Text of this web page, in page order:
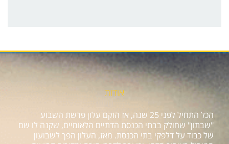
אודות
הכל התחיל לפני 25 שנה, אז הוקם עלון פרשת השבוע
"שבתון" שחולק בבתי הכנסת הדתיים הלאומיים, שקנה לו שם
של כבוד על דלפקי בתי הכנסת. מאז, העלון הפך לשבועון